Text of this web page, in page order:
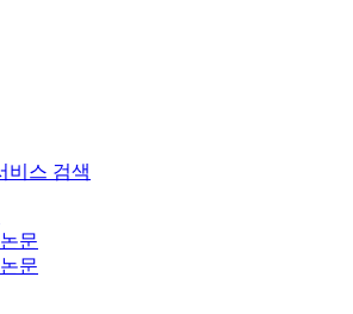
비스 검색
문
문